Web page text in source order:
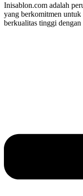
Inisablon.com adalah
yang berkomitmen
berkualitas tinggi dengan